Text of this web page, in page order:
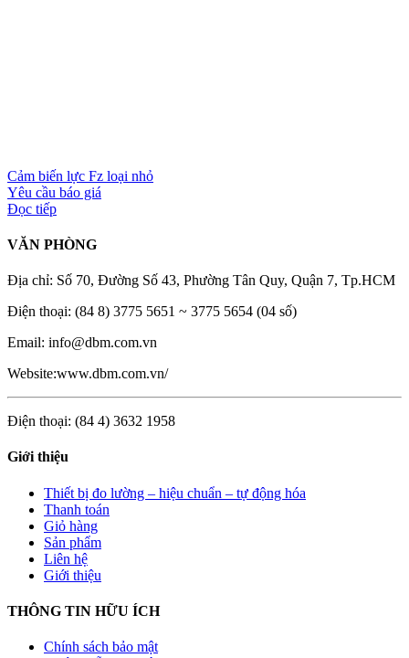
Cảm biến lực Fz loại nhỏ
Yêu cầu báo giá
Đọc tiếp
VĂN PHÒNG
Địa chỉ: Số 70, Đường Số 43, Phường Tân Quy, Quận 7, Tp.HCM
Điện thoại: (84 8) 3775 5651 ~ 3775 5654 (04 số)
Email: info@dbm.com.vn
Website:www.dbm.com.vn/
Điện thoại: (84 4) 3632 1958
Giới thiệu
Thiết bị đo lường – hiệu chuẩn – tự động hóa
Thanh toán
Giỏ hàng
Sản phẩm
Liên hệ
Giới thiệu
THÔNG TIN HỮU ÍCH
Chính sách bảo mật